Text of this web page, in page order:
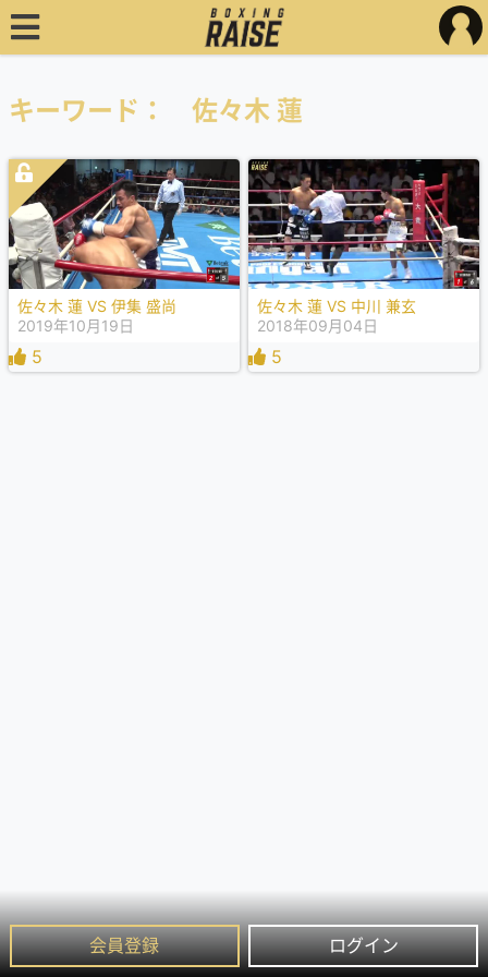
会員登録 ログイン
キーワード： 佐々木 蓮
佐々木 蓮 VS 伊集 盛尚
2019年10月19日
5
佐々木 蓮 VS 中川 兼玄
2018年09月04日
5